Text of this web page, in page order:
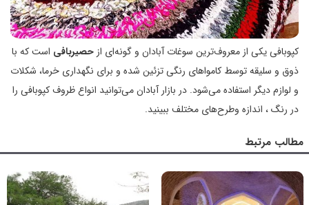
کپوبافی یکی از معروف‌ترین سوغات آبادان و گونه‌ای از حصیربافی است که با
ذوق و سلیقه توسط کامواهای رنگی تزئین شده و برای نگهداری خرما، شکلات
و لوازم دیگر استفاده می‌شود. در بازار آبادان می‌توانید انواع ظروف کپوبافی را
در رنگ ، اندازه وطرح‌های مختلف ببینید.
مطالب مرتبط